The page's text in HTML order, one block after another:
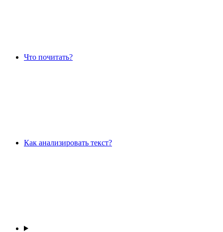
Что почитать?
Как анализировать текст?